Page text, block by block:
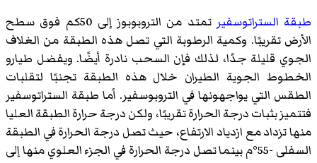
طبقة الستراتوسفير
تمتد من التروبوبوز إلى 50كم فوق سطح
الأرض تقريبًا. وكمية الرطوبة التي تصل هذه الطبقة من الغلاف
الجوي قليلة جدًا، لذلك فإن السحب نادرة أيضًا. ويفضل طيارو
الخطوط الجوية الطيران خلال هذه الطبقة تجنبًا لتقلبات
الطقس التي يواجهونها في التروبوسفير. أما طبقة الستراتوسفير
فتتميز بثبات درجة الحرارة تقريبًا، ولكن درجة حرارة الطبقة العليا
منها تزداد مع ازدياد الارتفاع، حيث تصل درجة الحرارة في الطبقة
السفلى -55°م بينما تصل درجة الحرارة في الجزء العلوي منها إلى